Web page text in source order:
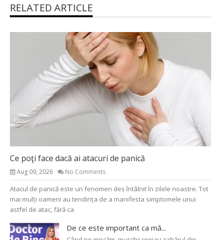
RELATED ARTICLE
Ce poţi face dacă ai atacuri de panică
Aug 09, 2026 No Comments
Atacul de panică este un fenomen des întâlnit în zilele noastre. Tot
mai mulți oameni au tendința de a manifesta simptomele unui
astfel de atac, fără ca
De ce este important ca mă...